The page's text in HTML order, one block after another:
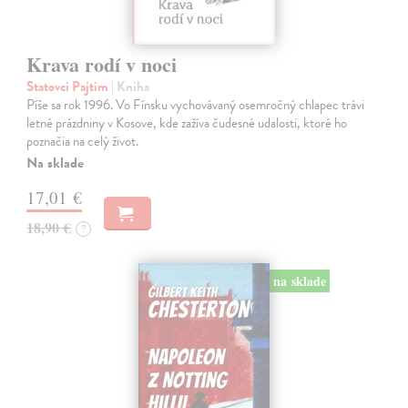
Krava rodí v noci
Statovci Pajtim | Kniha
Píše sa rok 1996. Vo Fínsku vychovávaný osemročný chlapec trávi
letné prázdniny v Kosove, kde zažíva čudesné udalosti, ktoré ho
poznačia na celý život.
Na sklade
17,01 €
18,90 € ?
na sklade